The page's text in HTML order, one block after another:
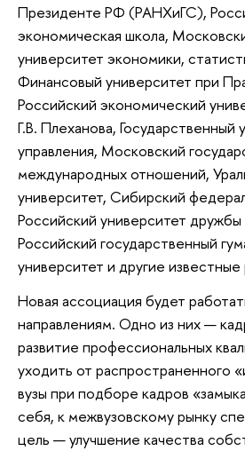
Президенте РФ (РАНХиГС),
экономическая школа,
университет экономики,
Финансовый университет при
Российский экономический
Г.В. Плеханова, Государственный
управления, Московский
международных отношений,
университет, Сибирский
Российский университет
Российский государственный
университет и другие
Новая ассоциация будет
направлениям. Одно из них —
развитие профессиональных
уходить от распространенного
вузы при подборе кадров
себя, к межвузовскому рынку
цель — улучшение качества